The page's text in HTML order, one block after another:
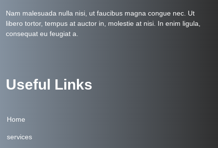
Nam malesuada nulla nisi, ut faucibus magna congue nec. Ut
libero tortor, tempus at auctor in, molestie at nisi. In enim ligula,
consequat eu feugiat a.
Useful Links
Home
services